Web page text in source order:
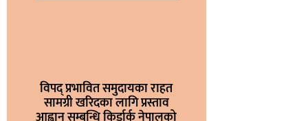
विपद् प्रभावित समुदायका राहत
सामग्री खरिदका लागि प्रस्ताव